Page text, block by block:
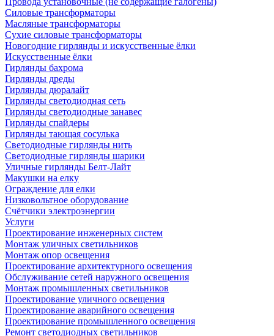
Силовые трансформаторы
Масляные трансформаторы
Сухие силовые трансформаторы
Новогодние гирлянды и искусственные ёлки
Искусственные ёлки
Гирлянды бахрома
Гирлянды дреды
Гирлянды дюралайт
Гирлянды светодиодная сеть
Гирлянды светодиодные занавес
Гирлянды спайдеры
Гирлянды тающая сосулька
Светодиодные гирлянды нить
Светодиодные гирлянды шарики
Уличные гирлянды Белт-Лайт
Макушки на елку
Ограждение для елки
Низковольтное оборудование
Счётчики электроэнергии
Услуги
Проектирование инженерных систем
Монтаж уличных светильников
Монтаж опор освещения
Проектирование архитектурного освещения
Обслуживание сетей наружного освещения
Монтаж промышленных светильников
Проектирование уличного освещения
Проектирование аварийного освещения
Проектирование промышленного освещения
Ремонт светодиодных светильников